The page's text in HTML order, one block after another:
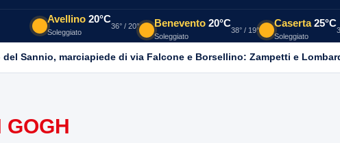
Avellino 20°C
Soleggiato
36° / 20° Benevento 20°C
Soleggiato
38° / 19°
Caserta 25°C
Soleggiato
del Sannio, marciapiede di via Falcone e Borsellino: Zampetti e
GOGH